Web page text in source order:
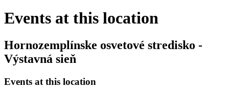
Events at this location
Hornozemplínske osvetové stredisko -
Výstavná sieň
Events at this location